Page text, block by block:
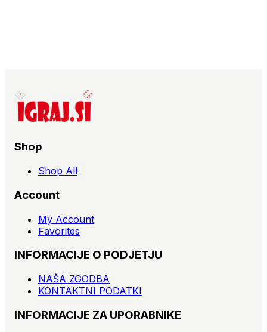
Shop
Shop All
Account
My Account
Favorites
INFORMACIJE O PODJETJU
NAŠA ZGODBA
KONTAKTNI PODATKI
INFORMACIJE ZA UPORABNIKE